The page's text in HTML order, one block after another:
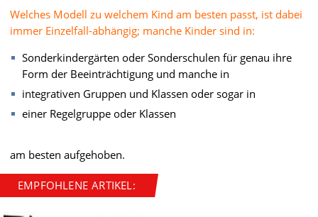
Welches Modell zu welchem Kind am besten passt, ist dabei
immer Einzelfall-abhängig; manche Kinder sind in:
Sonderkindergärten oder Sonderschulen für genau ihre
Form der Beeinträchtigung und manche in
integrativen Gruppen und Klassen oder sogar in
einer Regelgruppe oder Klassen
am besten aufgehoben.
EMPFOHLENE ARTIKEL: